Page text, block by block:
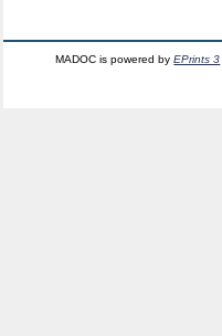
MADOC is powered byEPrints 3